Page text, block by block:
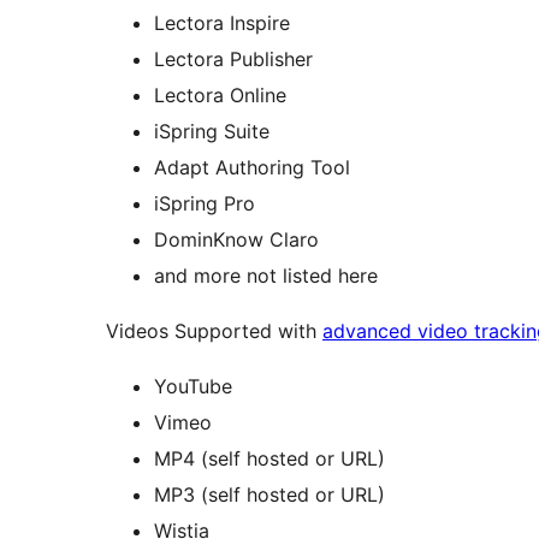
Lectora Inspire
Lectora Publisher
Lectora Online
iSpring Suite
Adapt Authoring Tool
iSpring Pro
DominKnow Claro
and more not listed here
Videos Supported with advanced video
YouTube
Vimeo
MP4 (self hosted or URL)
MP3 (self hosted or URL)
Wistia